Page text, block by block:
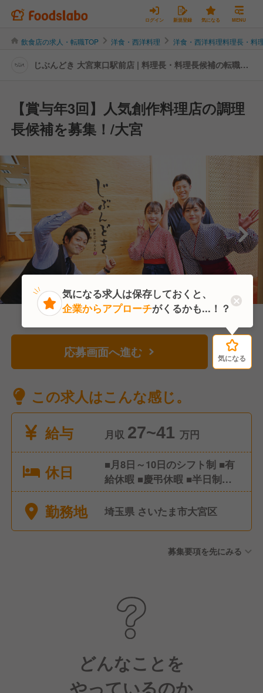
ログイン 新規登録 気になる MENU
飲食店の求人・転職TOP 洋食・西洋料理 洋食・西洋料理料理長・料
じぶんどき 大宮東口駅前店 | 料理長・料理長候補の転職・
【賞与年3回】人気創作料理店の調理
長候補を募集！/大宮
応募画面へ進む 気になる
この求人はこんな感じ。
給与
月収 27~41 万円
休日
■月8日～10日のシフト制 ■有
給休暇 ■慶弔休暇 ■半日制度
導入
勤務地 埼玉県 さいたま市大宮区
募集要項を先にみる
どんなことを
やっているのか
気になる
気になる求人は保存しておくと、
企業からアプローチがくるかも...！？